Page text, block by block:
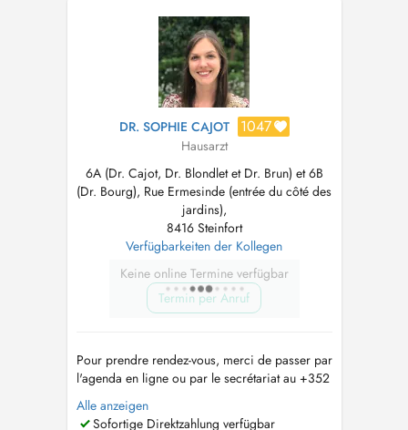
domaines dintérêt incluent notamment la pé...
DR. SOPHIE CAJOT 1047
Hausarzt
6A (Dr. Cajot, Dr. Blondlet et Dr. Brun) et 6B
(Dr. Bourg), Rue Ermesinde (entrée du côté des
jardins),
8416 Steinfort
Verfügbarkeiten der Kollegen
Keine online Termine verfügbar
Termin per Anruf
Pour prendre rendez-vous, merci de passer par
l'agenda en ligne ou par le secrétariat au +352
26 59 89 21. Le secrétariat est joignable de 8h
à 12h du lundi au vendredi. Pour les
Alle anzeigen
Sofortige Direktzahlung verfügbar